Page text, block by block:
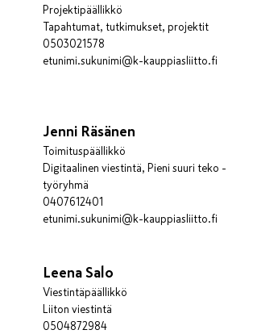
Projektipäällikkö
Tapahtumat, tutkimukset, projektit
0503021578
etunimi.sukunimi@k-kauppiasliitto.fi
Jenni Räsänen
Toimituspäällikkö
Digitaalinen viestintä, Pieni suuri teko -
työryhmä
0407612401
etunimi.sukunimi@k-kauppiasliitto.fi
Leena Salo
Viestintäpäällikkö
Liiton viestintä
0504872984